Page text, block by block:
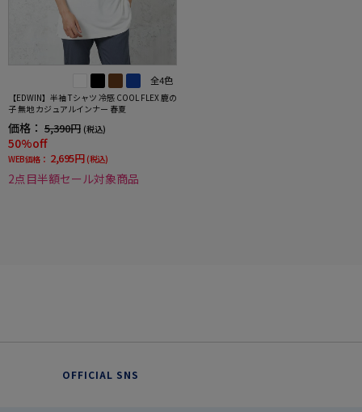
全4色
【EDWIN】半袖 Tシャツ 冷感 COOL FLEX 鹿の
子 無地 カジュアルインナー 春夏
価格： 5,390円 (税込)
50%off
WEB価格： 2,695円 (税込)
2点目半額セール対象商品
OFFICIAL SNS